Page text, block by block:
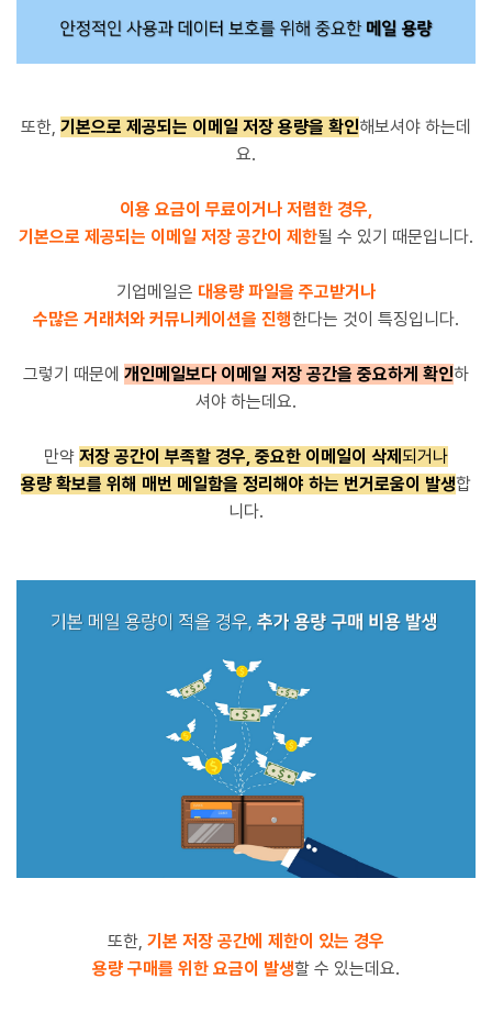
또한, 기본으로 제공되는 이메일 저장 용량을 확인해보셔야 하는데
요.
이용 요금이 무료이거나 저렴한 경우,
기본으로 제공되는 이메일 저장 공간이 제한될 수 있기 때문입니다.
기업메일은 대용량 파일을 주고받거나
수많은 거래처와 커뮤니케이션을 진행한다는 것이 특징입니다.
그렇기 때문에 개인메일보다 이메일 저장 공간을 중요하게 확인하
셔야 하는데요.
만약 저장 공간이 부족할 경우, 중요한 이메일이 삭제 되거나
용량 확보를 위해 매번 메일함을 정리해야 하는 번거로움이 발생합
니다.
또한, 기본 저장 공간에 제한이 있는 경우
용량 구매를 위한 요금이 발생할 수 있는데요.